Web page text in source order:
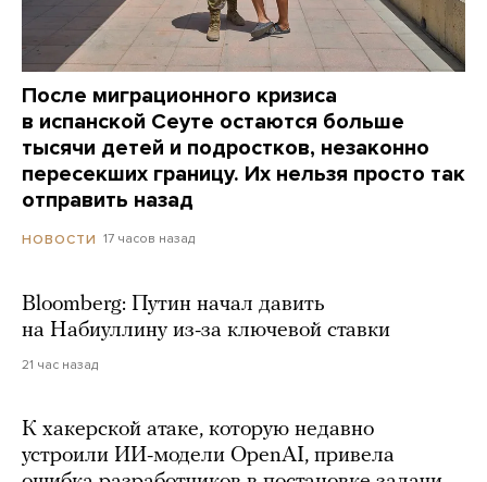
После миграционного кризиса
в испанской Сеуте остаются больше
тысячи детей и подростков, незаконно
пересекших границу. Их нельзя просто так
отправить назад
НОВОСТИ 17 часов назад
Bloomberg: Путин начал давить
на Набиуллину из-за ключевой ставки
21 час назад
К хакерской атаке, которую недавно
устроили ИИ-модели OpenAI, привела